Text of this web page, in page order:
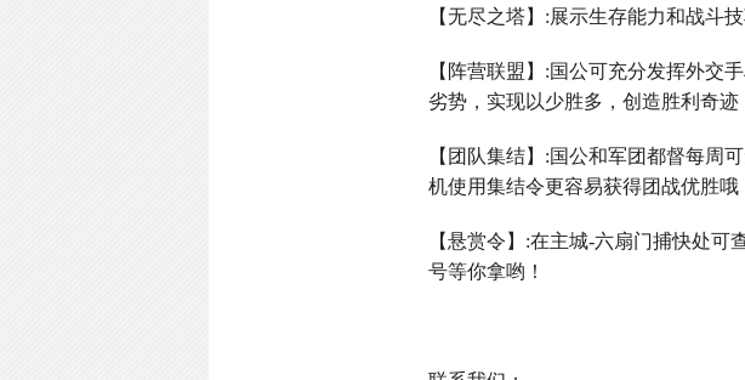
【无尽之塔】 :展示生存能力和战斗
【阵营联盟】 :国公可充分发挥外交
劣势，实现以少胜多，创造胜利奇迹
【团队集结】 :国公和军团都督每周
机使用集结令更容易获得团战优胜哦
【悬赏令】 :在主城-六扇门捕快处可
号等你拿哟！